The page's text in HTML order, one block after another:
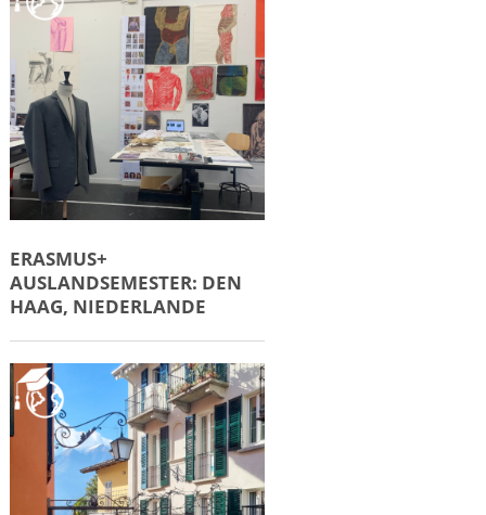
ERASMUS+
AUSLANDSEMESTER: DEN
HAAG, NIEDERLANDE